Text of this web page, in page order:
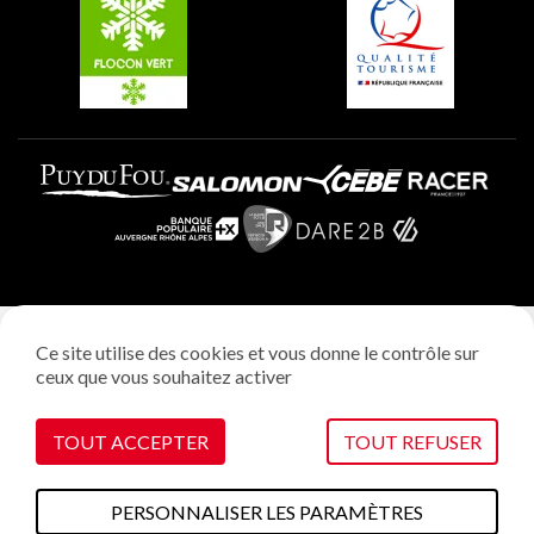
VOIR SUR LA CARTE
Plagne Aime 2000
Gestion des cookies
Ce site utilise des cookies et vous donne le contrôle sur
ceux que vous souhaitez activer
TOUT ACCEPTER TOUT REFUSER
PERSONNALISER LES PARAMÈTRES